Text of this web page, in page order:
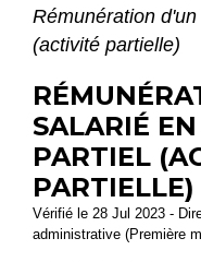
Rémunération
(activité partielle)
SALARIÉ
PARTIEL
PARTIELLE)
Vérifié le 28 Jul 2023 -
administrative (Première